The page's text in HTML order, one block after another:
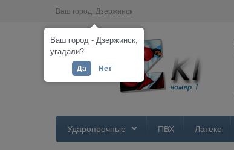
Ваш город: Дзержинск
Ударопрочные ПВХ Латекс
Ваш город - Дзержинск,
угадали?
Да Нет